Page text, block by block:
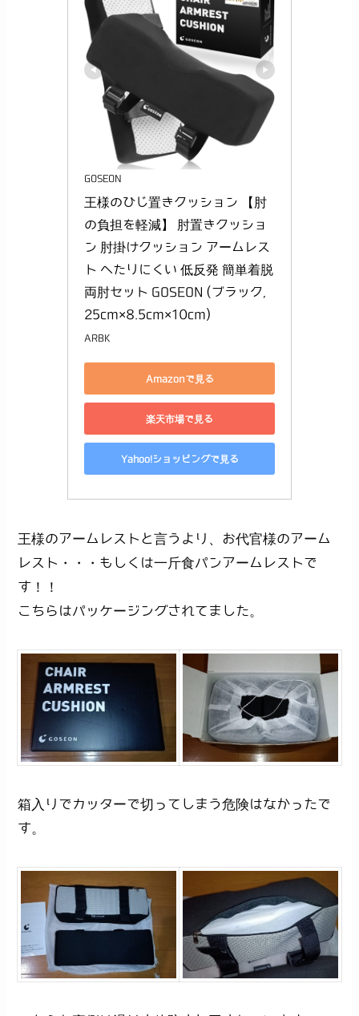
GOSEON
王様のひじ置きクッション 【肘
の負担を軽減】 肘置きクッショ
ン 肘掛けクッション アームレス
ト へたりにくい 低反発 簡単着脱
両肘セット GOSEON (ブラック,
25cm×8.5cm×10cm)
ARBK
Amazonで見る
楽天市場で見る
Yahoo!ショッピングで見る
王様のアームレストと言うより、お代官様のアーム
レスト・・・もしくは一斤食パンアームレストで
す！！
こちらはパッケージングされてました。
箱入りでカッターで切ってしまう危険はなかったで
す。